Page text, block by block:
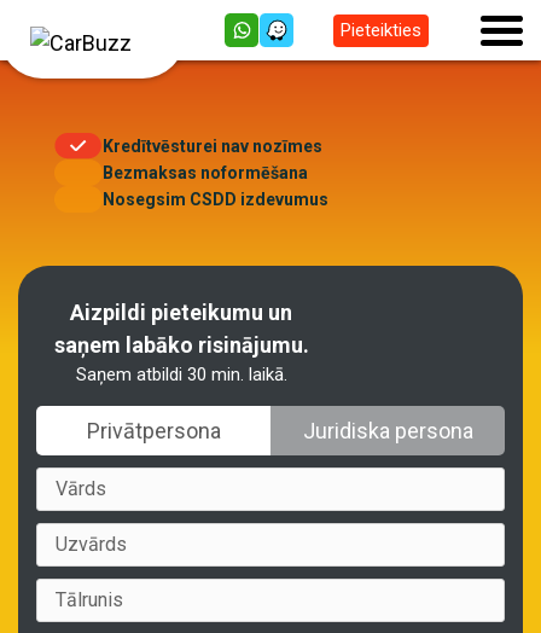
Pieteikties
Aizpildi pieteikumu un
saņem labāko risinājumu.
Saņem atbildi 30 min. laikā.
Privātpersona Juridiska persona
Kredītvēsturei nav nozīmes
Bezmaksas noformēšana
Nosegsim CSDD izdevumus